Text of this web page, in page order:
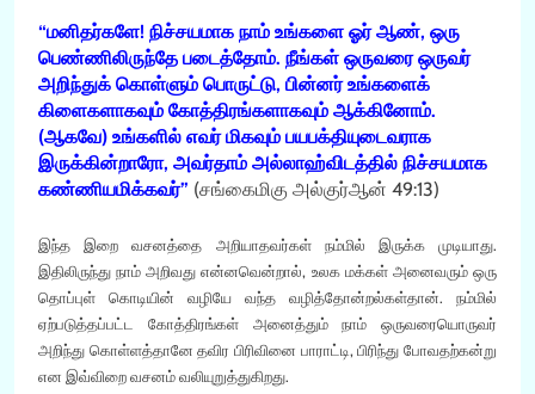
“மனிதர்களே! நிச்சயமாக நாம் உங்களை ஓர் ஆண், ஒரு
பெண்ணிலிருந்தே படைத்தோம். நீங்கள் ஒருவரை ஒருவர்
அறிந்துக் கொள்ளும் பொருட்டு, பின்னர் உங்களைக்
கிளைகளாகவும் கோத்திரங்களாகவும் ஆக்கினோம்.
(ஆகவே) உங்களில் எவர் மிகவும் பயபக்தியுடைவராக
இருக்கின்றாரோ, அவர்தாம் அல்லாஹ்விடத்தில் நிச்சயமாக
கண்ணியமிக்கவர்” (சங்கைமிகு அல்குர்ஆன் 49:13)
இந்த இறை வசனத்தை அறியாதவர்கள் நம்மில் இருக்க முடியாது.
இதிலிருந்து நாம் அறிவது என்னவென்றால், உலக மக்கள் அனைவரும் ஒரு
தொப்புள் கொடியின் வழியே வந்த வழித்தோன்றல்கள்தான். நம்மில்
ஏற்படுத்தப்பட்ட கோத்திரங்கள் அனைத்தும் நாம் ஒருவரையொருவர்
அறிந்து கொள்ளத்தானே தவிர பிரிவினை பாராட்டி, பிரிந்து போவதற்கன்று
என இவ்விறை வசனம் வலியுறுத்துகிறது.